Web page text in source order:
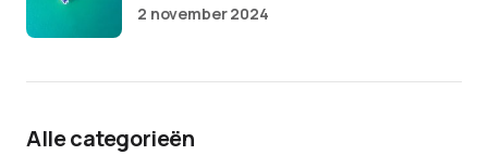
2 november 2024
Alle categorieën